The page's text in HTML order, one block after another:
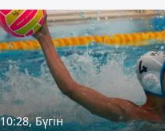
10:28, Бүгін